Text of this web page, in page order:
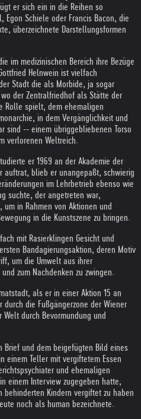
er sich ein in die Reihen so
Egon Schiele oder Francis Bacon, die
überzeichnete Darstellungsformen
im medizinischen Bereich ihre Bezüge
Helnwein ist vielfach
Stadt die als Morbide, ja sogar
der Zentralfriedhof als Stätte der
Rolle spielt, dem ehemaligen
in dem Vergänglichkeit und
sind -- einem übriggebliebenen Torso
verlorenen Weltreich.
er 1969 an der Akademie der
auftrat, blieb er unangepaßt, schwierig
im Lehrbetrieb ebenso wie
suchte, der angetreten war,
in Rahmen von Aktionen und
in die Kunstszene zu bringen.
mit Rasierklingen Gesicht und
Bandagierungsaktion, deren Motiv
um die Umwelt aus ihrer
zum Nachdenken zu zwingen.
als er in einer Aktion 15 an
durch die Fußgängerzone der Wiener
durch Bevormundung und
Brief und dem beigefügten Bild eines
einem Teller mit vergiftetem Essen
und ehemaligen
einem Interview zugegeben hatte,
behinderten Kindern vergiftet zu haben
noch als human bezeichnete.